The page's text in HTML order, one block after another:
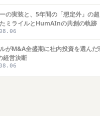
の実装と、5年間の「想定外」の
ミライルとHumAInの共創の軌跡
がM&A全盛期に社内投資を選ん
経営決断